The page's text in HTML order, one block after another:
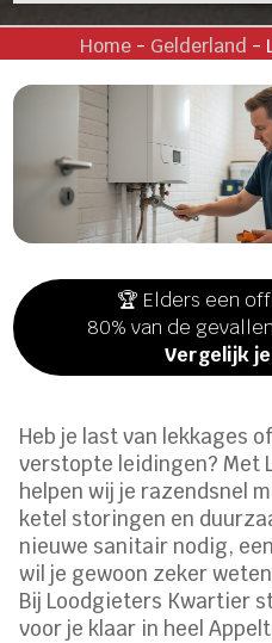
Home- Gelderland -
🏆 Elders een
80% van de
Vergelijk
Heb je last van lekkages
verstopte leidingen? Met
helpen wij je razendsnel
ketel storingen en
nieuwe sanitair nodig,
wil je gewoon zeker
Bij Loodgieters Kwartier
voor je klaar in heel